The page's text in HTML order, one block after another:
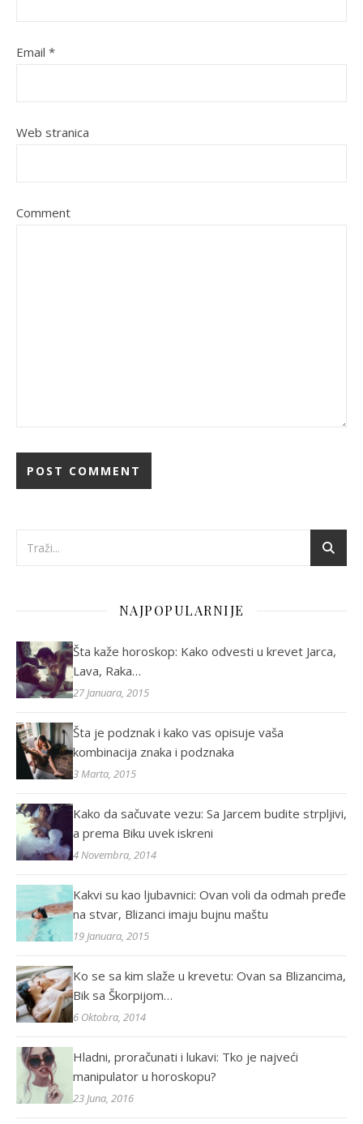
Email *
Web stranica
Comment
NAJPOPULARNIJE
Šta kaže horoskop: Kako odvesti u krevet Jarca,
Lava, Raka…
27 Januara, 2015
Šta je podznak i kako vas opisuje vaša
kombinacija znaka i podznaka
3 Marta, 2015
Kako da sačuvate vezu: Sa Jarcem budite strpljivi,
a prema Biku uvek iskreni
4 Novembra, 2014
Kakvi su kao ljubavnici: Ovan voli da odmah pređe
na stvar, Blizanci imaju bujnu maštu
19 Januara, 2015
Ko se sa kim slaže u krevetu: Ovan sa Blizancima,
Bik sa Škorpijom…
6 Oktobra, 2014
Hladni, proračunati i lukavi: Tko je najveći
manipulator u horoskopu?
23 Juna, 2016